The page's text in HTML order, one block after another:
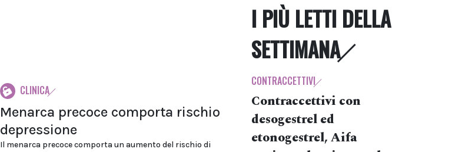
CLINICA
Menarca precoce comporta rischio
depressione
Il menarca precoce comporta un aumento del rischio di
I PIÙ LETTI DELLA
SETTIMANA
CONTRACCETTIVI
Contraccettivi con
desogestrel ed
etonogestrel, Aifa